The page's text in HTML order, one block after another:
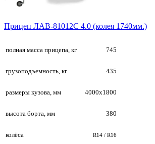
Прицеп ЛАВ-81012С 4.0 (колея 1740мм.)
полная масса прицепа, кг 745
грузоподъемность, кг 435
размеры кузова, мм 4000х1800
высота борта, мм 380
колёса R14 / R16